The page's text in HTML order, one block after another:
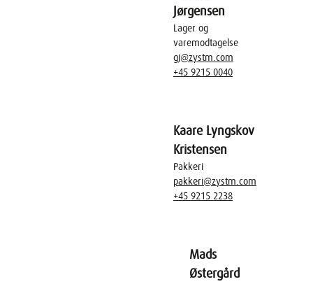
Jørgensen
Lager og
varemodtagelse
gj@zystm.com
+45 9215 0040
Kaare Lyngskov
Kristensen
Pakkeri
pakkeri@zystm.com
+45 9215 2238
Mads
Østergård